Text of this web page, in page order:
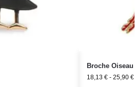
Broche
18,13 €- 25,90 €